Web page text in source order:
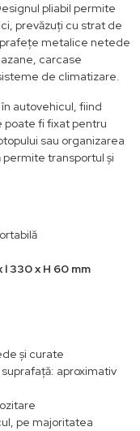
pliabil permite
prevăzuți cu strat de
metalice netede
carcase
de climatizare.
autovehicul, fiind
poate fi fixat pentru
sau organizarea
transportul și
l 330 x H 60 mm
și curate
aproximativ
pe majoritatea